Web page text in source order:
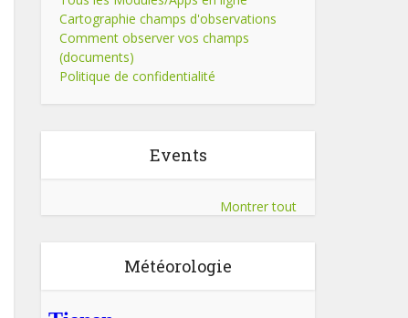
Cartographie champs d'observations
Comment observer vos champs
(documents)
Politique de confidentialité
Events
Montrer tout
Météorologie